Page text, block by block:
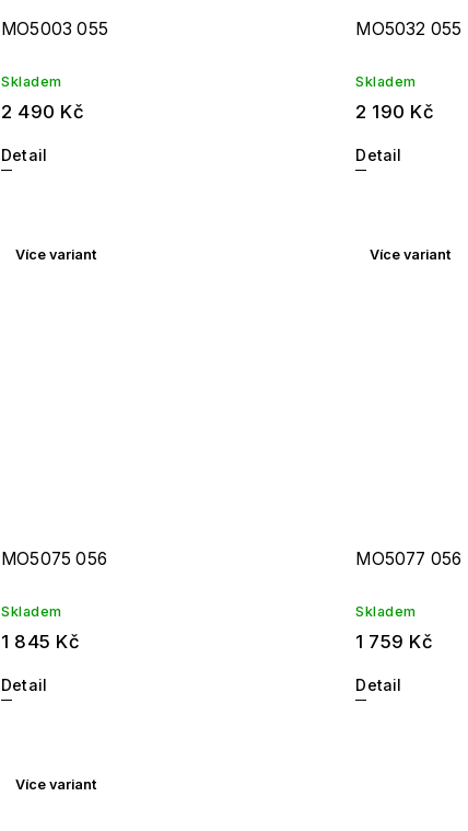
MO5003 055
Skladem
2 490 Kč
Detail
MO5032 055
Skladem
2 190 Kč
Detail
Více variant
MO5075 056
Skladem
1 845 Kč
Detail
Více variant
MO5077 056
Skladem
1 759 Kč
Detail
Více variant